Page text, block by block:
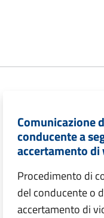
Comunicazione
conducente a
accertamento
Procedimento di
del conducente o
accertamento di